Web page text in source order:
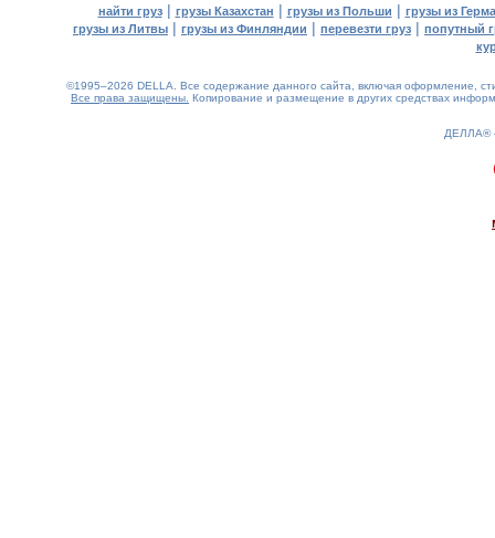
найти груз| грузы Казахстан | грузы из Польши | грузы из
грузы из Литвы | грузы из Финляндии | перевезти груз | попутный
©1995–2026 DELLA. Все содержание данного сайта, включая оформление,
Все права защищены. Копирование и размещение в других средствах